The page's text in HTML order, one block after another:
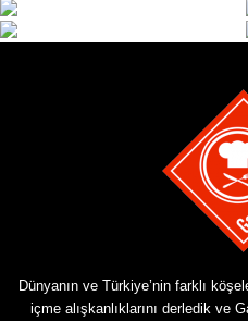
Dünyanın ve Türkiye’nin farklı
içme alışkanlıklarını derledik ve